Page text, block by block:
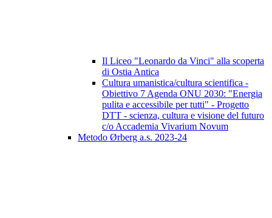
Il Liceo "Leonardo da Vinci" alla scoperta
di Ostia Antica
Cultura umanistica/cultura scientifica -
Obiettivo 7 Agenda ONU 2030: "Energia
pulita e accessibile per tutti" - Progetto
DTT - scienza, cultura e visione del futuro
c/o Accademia Vivarium Novum
Metodo Ørberg a.s. 2023-24